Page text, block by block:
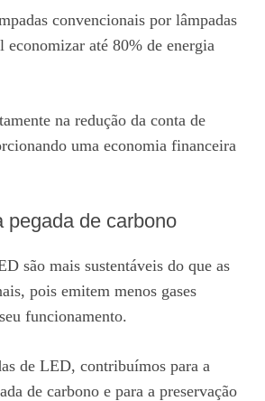
convencionais por lâmpadas
economizar até 80% de energia
na redução da conta de
uma economia financeira
pegada de carbono
são mais sustentáveis do que as
pois emitem menos gases
funcionamento.
de LED, contribuímos para a
de carbono e para a preservação